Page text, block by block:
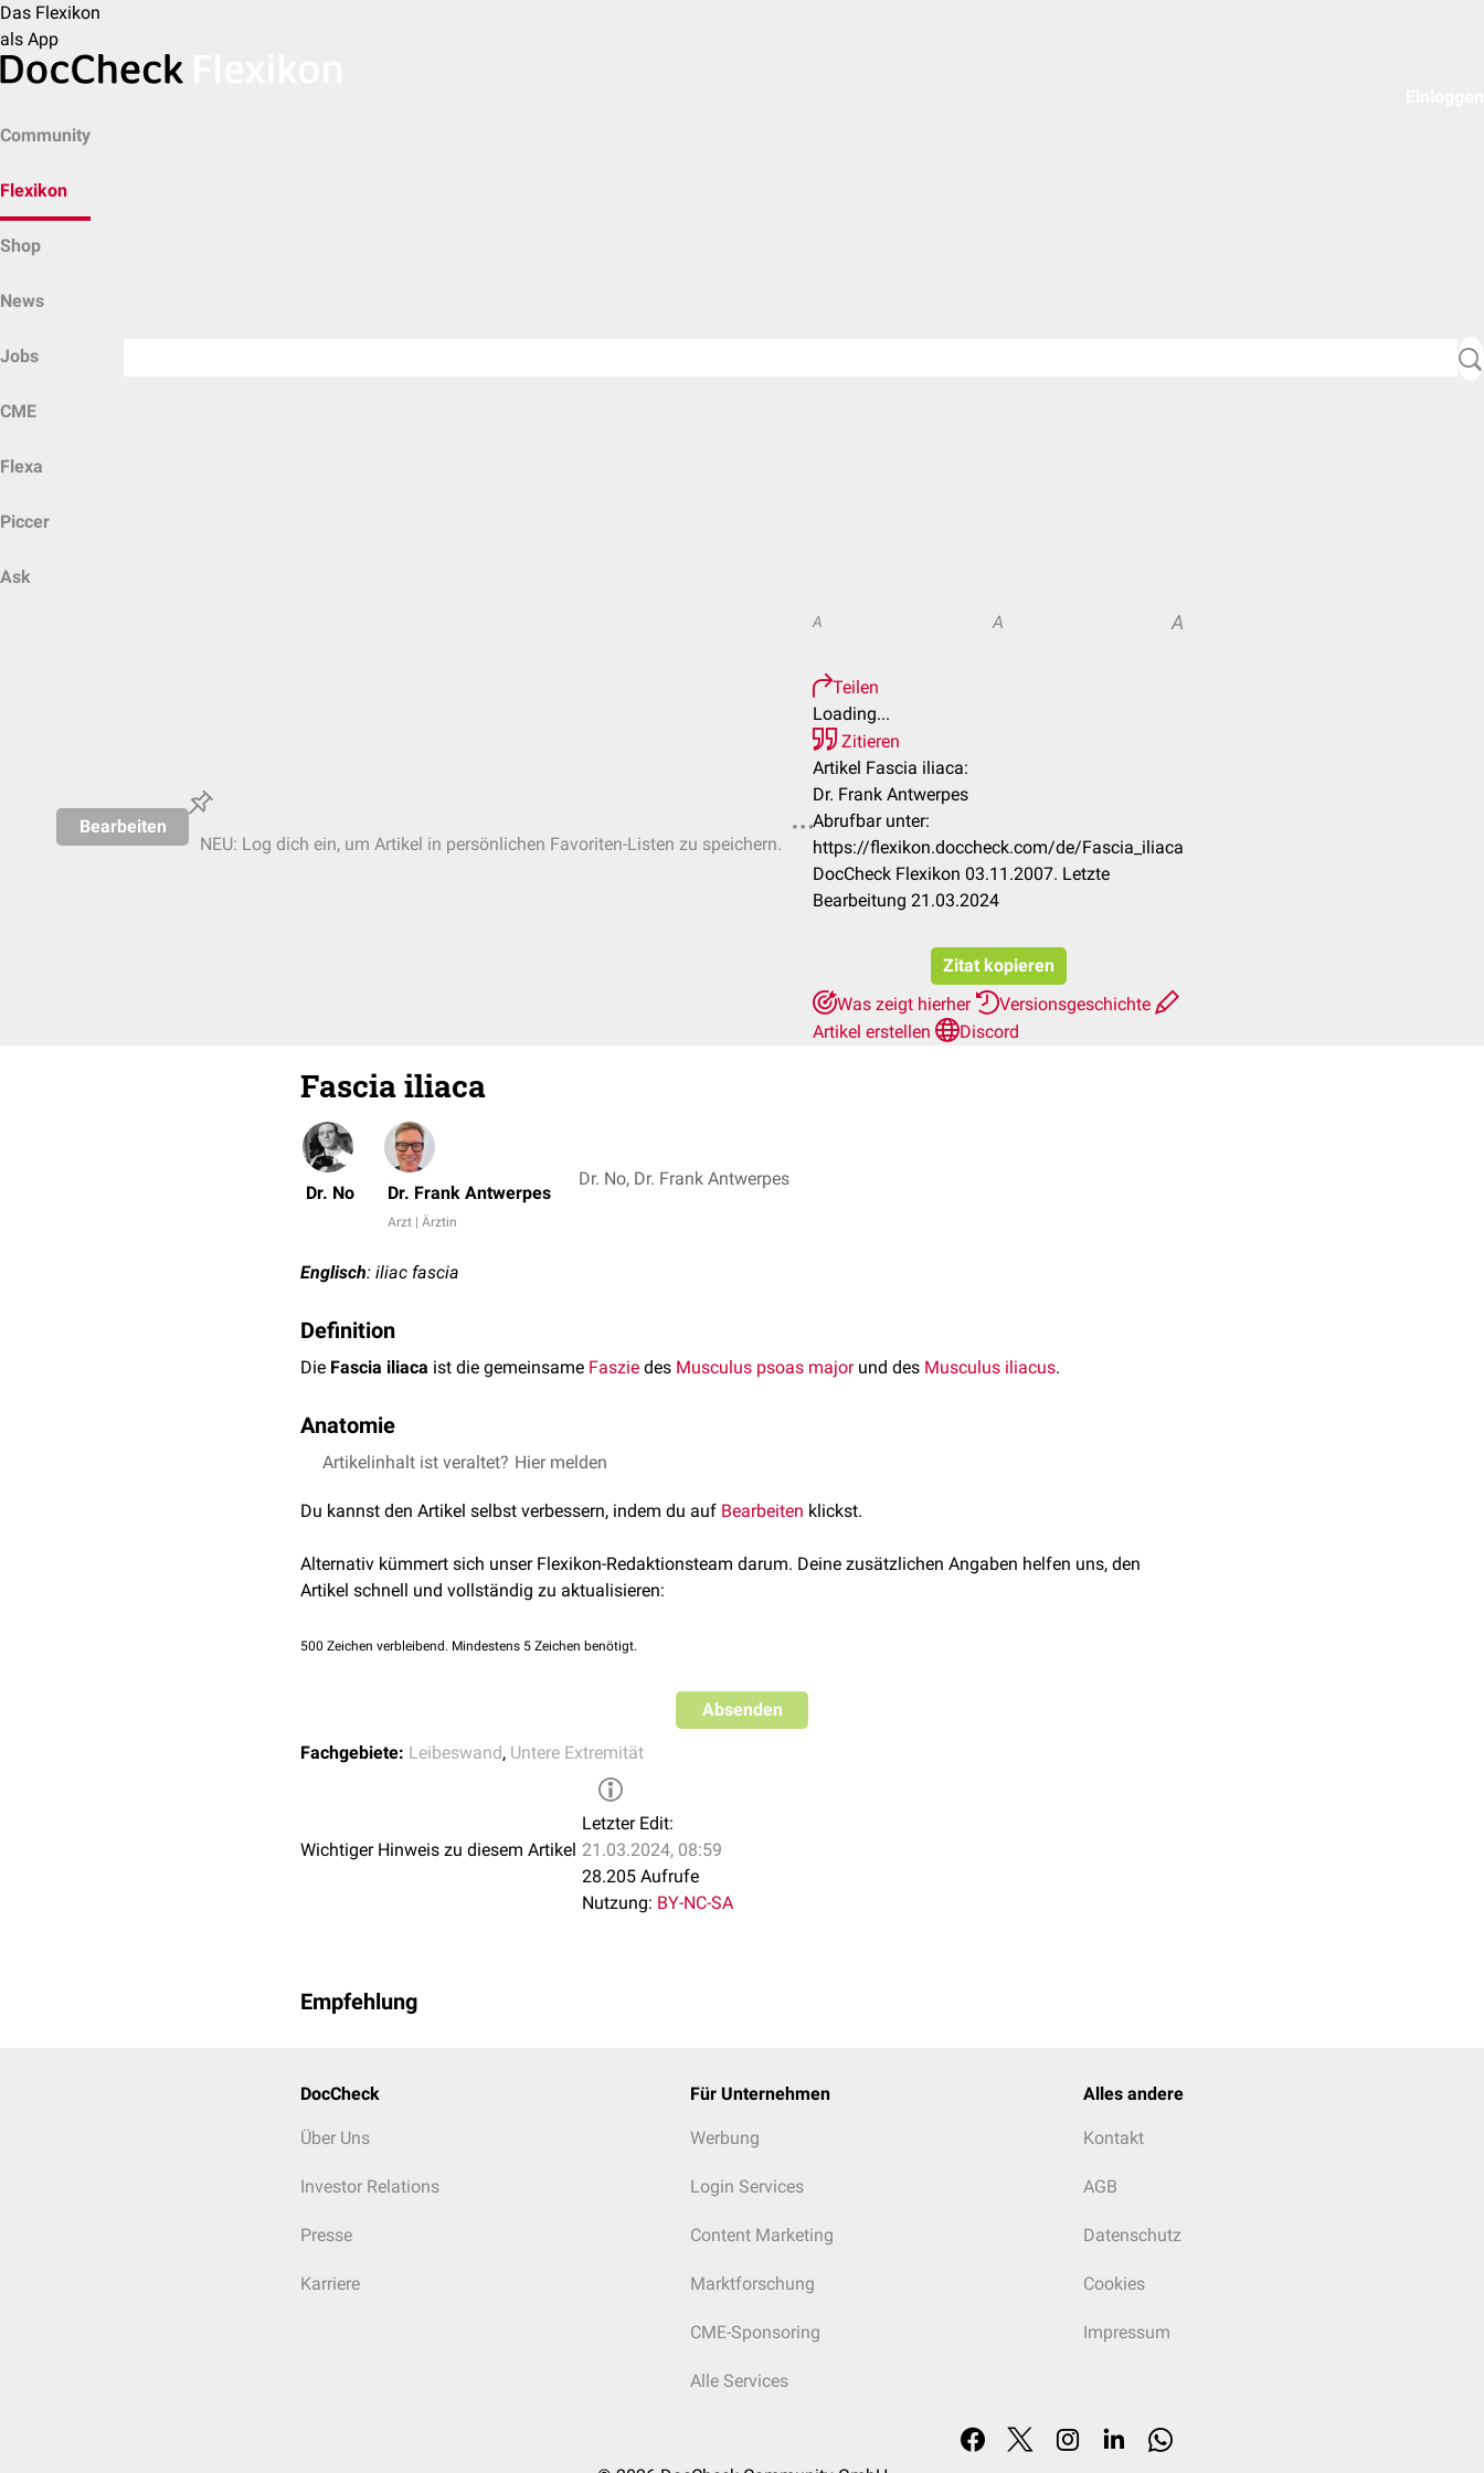
Das Flexikon
als App
Community
Flexikon
Shop
News
Jobs
CME
Flexa
Piccer
Ask
Bearbeiten
NEU: Log dich ein, um Artikel in persönlichen Favoriten-Listen zu speichern.
A A A
Teilen
Loading...
Zitieren
Artikel Fascia iliaca:
Dr. Frank Antwerpes
Abrufbar unter:
https://flexikon.doccheck.com/de/Fascia_iliaca
DocCheck Flexikon 03.11.2007. Letzte
Bearbeitung 21.03.2024
Zitat kopieren
Was zeigt hierher
Versionsgeschichte
Artikel erstellen
Discord
Fascia iliaca
Dr. No Dr. Frank Antwerpes
Arzt | Ärztin
Dr. No, Dr. Frank Antwerpes
Englisch: iliac fascia
Definition
Die Fascia iliaca ist die gemeinsame Faszie des Musculus psoas majorund des Musculus iliacus.
Anatomie
Die Fascia iliaca istlateralmit der inneren Lamelle der
Lateral derFemoralgefäßehat die Faszie eine innige Verbindung mit dem Hinterrand des Leistenbands
Fascia transversalis
Unmittelbar lateral der Femoralgefäße entsendet die Fascia iliaca Faserstränge nach
inguinale und dem Hüftknochenin zwei Kompartimente:
Artikelinhalt ist veraltet? Hier melden
Du kannst den Artikel selbst verbessern, indem du auf Bearbeiten klickst.
Alternativ kümmert sich unser Flexikon-Redaktionsteam darum. Deine zusätzlichen Angaben helfen uns, den
Artikel schnell und vollständig zu aktualisieren:
500 Zeichen verbleibend. Mindestens 5 Zeichen benötigt.
Absenden
Fachgebiete: Leibeswand, Untere Extremität
Wichtiger Hinweis zu diesem Artikel
Letzter Edit:
21.03.2024, 08:59
28.205 Aufrufe
Nutzung: BY-NC-SA
Empfehlung
DocCheck
Über Uns
Investor Relations
Presse
Karriere
Für Unternehmen
Werbung
Login Services
Content Marketing
Marktforschung
CME-Sponsoring
Alle Services
Alles andere
Kontakt
AGB
Datenschutz
Cookies
Impressum